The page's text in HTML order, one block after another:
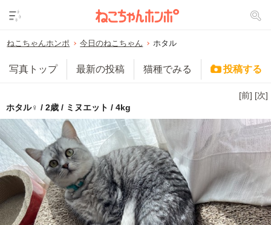
ねこちゃんホンポ 今日のねこちゃん ホタル
写真トップ 最新の投稿 猫種でみる 投稿する
[前] [次]
ホタル♀ / 2歳 / ミヌエット / 4kg